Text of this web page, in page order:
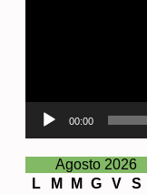
00:00
Agosto 2026
L
M M G V S